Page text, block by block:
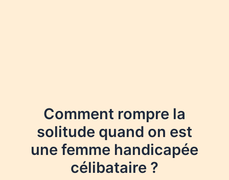
Comment rompre la
solitude quand on est
une femme handicapée
célibataire ?